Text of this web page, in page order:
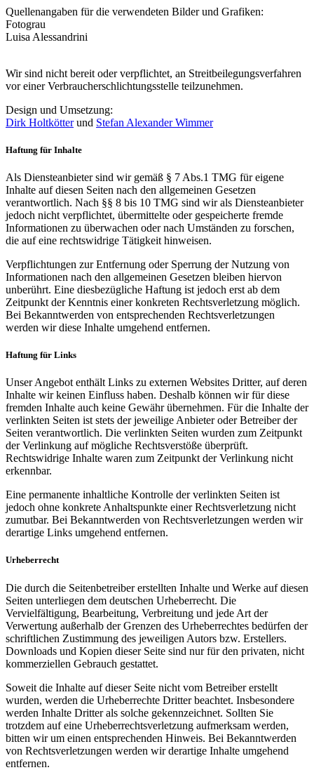
Quellenangaben für die verwendeten Bilder und Grafiken:
Fotograu
Luisa Alessandrini
Wir sind nicht bereit oder verpflichtet, an Streitbeilegungsverfahren
vor einer Verbraucherschlichtungsstelle teilzunehmen.
Design und Umsetzung:
Dirk Holtkötterund Stefan Alexander Wimmer
Haftung für Inhalte
Als Diensteanbieter sind wir gemäß § 7 Abs.1 TMG für eigene
Inhalte auf diesen Seiten nach den allgemeinen Gesetzen
verantwortlich. Nach §§ 8 bis 10 TMG sind wir als Diensteanbieter
jedoch nicht verpflichtet, übermittelte oder gespeicherte fremde
Informationen zu überwachen oder nach Umständen zu forschen,
die auf eine rechtswidrige Tätigkeit hinweisen.
Verpflichtungen zur Entfernung oder Sperrung der Nutzung von
Informationen nach den allgemeinen Gesetzen bleiben hiervon
unberührt. Eine diesbezügliche Haftung ist jedoch erst ab dem
Zeitpunkt der Kenntnis einer konkreten Rechtsverletzung möglich.
Bei Bekanntwerden von entsprechenden Rechtsverletzungen
werden wir diese Inhalte umgehend entfernen.
Haftung für Links
Unser Angebot enthält Links zu externen Websites Dritter, auf deren
Inhalte wir keinen Einfluss haben. Deshalb können wir für diese
fremden Inhalte auch keine Gewähr übernehmen. Für die Inhalte der
verlinkten Seiten ist stets der jeweilige Anbieter oder Betreiber der
Seiten verantwortlich. Die verlinkten Seiten wurden zum Zeitpunkt
der Verlinkung auf mögliche Rechtsverstöße überprüft.
Rechtswidrige Inhalte waren zum Zeitpunkt der Verlinkung nicht
erkennbar.
Eine permanente inhaltliche Kontrolle der verlinkten Seiten ist
jedoch ohne konkrete Anhaltspunkte einer Rechtsverletzung nicht
zumutbar. Bei Bekanntwerden von Rechtsverletzungen werden wir
derartige Links umgehend entfernen.
Urheberrecht
Die durch die Seitenbetreiber erstellten Inhalte und Werke auf diesen
Seiten unterliegen dem deutschen Urheberrecht. Die
Vervielfältigung, Bearbeitung, Verbreitung und jede Art der
Verwertung außerhalb der Grenzen des Urheberrechtes bedürfen der
schriftlichen Zustimmung des jeweiligen Autors bzw. Erstellers.
Downloads und Kopien dieser Seite sind nur für den privaten, nicht
kommerziellen Gebrauch gestattet.
Soweit die Inhalte auf dieser Seite nicht vom Betreiber erstellt
wurden, werden die Urheberrechte Dritter beachtet. Insbesondere
werden Inhalte Dritter als solche gekennzeichnet. Sollten Sie
trotzdem auf eine Urheberrechtsverletzung aufmerksam werden,
bitten wir um einen entsprechenden Hinweis. Bei Bekanntwerden
von Rechtsverletzungen werden wir derartige Inhalte umgehend
entfernen.